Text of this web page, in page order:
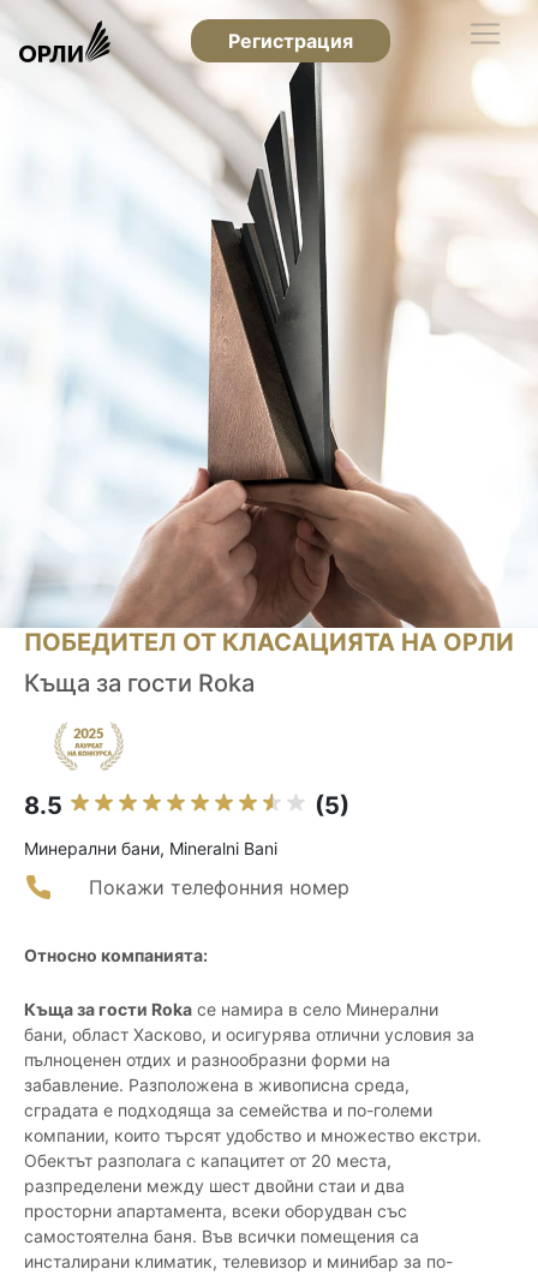
Регистрация
ПОБЕДИТЕЛ ОТ КЛАСАЦИЯТА НА ОРЛИ
Къща за гости Roka
8.5 (5)
Минерални бани, Mineralni Bani
Покажи телефонния номер
Относно компанията:
Къща за гости Roka се намира в село Минерални
бани, област Хасково, и осигурява отлични условия за
пълноценен отдих и разнообразни форми на
забавление. Разположена в живописна среда,
сградата е подходяща за семейства и по-големи
компании, които търсят удобство и множество екстри.
Обектът разполага с капацитет от 20 места,
разпределени между шест двойни стаи и два
просторни апартамента, всеки оборудван със
самостоятелна баня. Във всички помещения са
инсталирани климатик, телевизор и минибар за по-